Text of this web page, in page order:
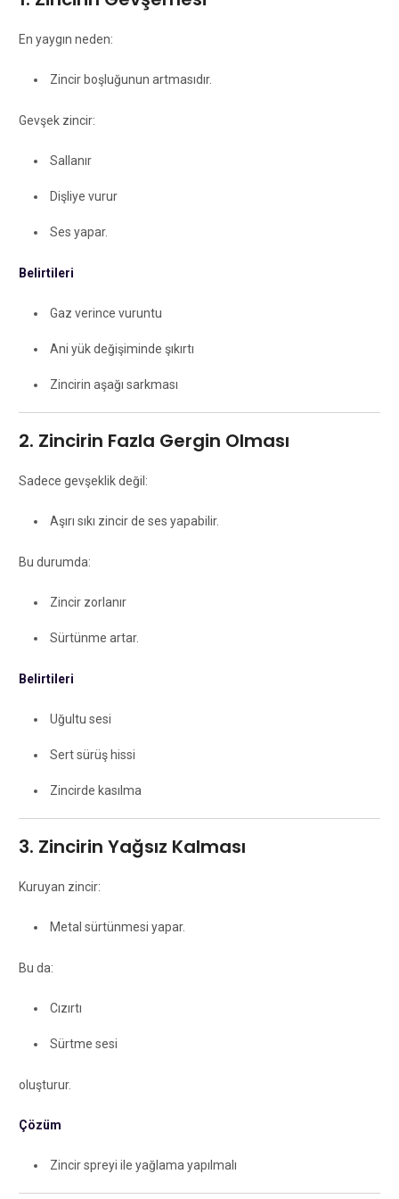
En yaygın neden:
Zincir boşluğunun artmasıdır.
Gevşek zincir:
Sallanır
Dişliye vurur
Ses yapar.
Belirtileri
Gaz verince vuruntu
Ani yük değişiminde şıkırtı
Zincirin aşağı sarkması
2. Zincirin Fazla Gergin Olması
Sadece gevşeklik değil:
Aşırı sıkı zincir de ses yapabilir.
Bu durumda:
Zincir zorlanır
Sürtünme artar.
Belirtileri
Uğultu sesi
Sert sürüş hissi
Zincirde kasılma
3. Zincirin Yağsız Kalması
Kuruyan zincir:
Metal sürtünmesi yapar.
Bu da:
Cızırtı
Sürtme sesi
oluşturur.
Çözüm
Zincir spreyi ile yağlama yapılmalı